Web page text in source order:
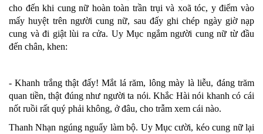
cho đến khi cung nữ hoàn toàn trần trụi và xoã tóc, y điểm vào
mấy huyệt trên người cung nữ, sau đấy ghi chép ngày giờ nạp
cung và đi giật lùi ra cửa. Uy Mục ngắm người cung nữ từ đầu
đến chân, khen:
- Khanh trắng thật đấy! Mắt lá răm, lông mày là liễu, đáng trăm
quan tiền, thật đúng như người ta nói. Khắc Hài nói khanh có cái
nốt ruồi rất quý phải không, ở đâu, cho trẫm xem cái nào.
Thanh Nhạn ngúng nguẩy làm bộ. Uy Mục cười, kéo cung nữ lại